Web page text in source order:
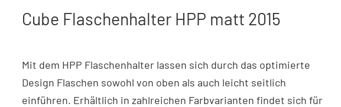
Cube Flaschenhalter HPP matt 2015
Mit dem HPP Flaschenhalter lassen sich durch das optimierte
Design Flaschen sowohl von oben als auch leicht seitlich
einführen. Erhältlich in zahlreichen Farbvarianten findet sich für